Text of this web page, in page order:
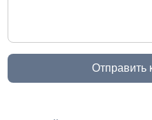
Отправить